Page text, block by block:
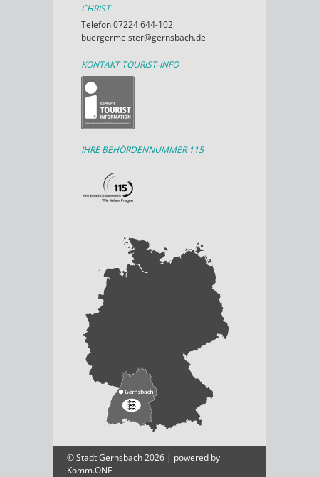
CHRIST
Telefon 07224 644-102
buergermeister@gernsbach.de
KONTAKT TOURIST-INFO
IHRE BEHÖRDENNUMMER 115
© Stadt Gernsbach 2026 | powered by
Komm.ONE